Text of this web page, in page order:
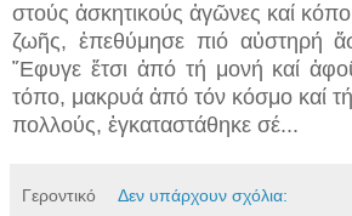
στούς ἀσκητικούς ἀγῶνες καί
ζωῆς, ἐπεθύμησε πιό αὐστηρή
῎Εφυγε ἔτσι ἀπό τή μονή καί
τόπο, μακρυά ἀπό τόν κόσμο καί
πολλούς, ἐγκαταστάθηκε σέ...
Γεροντικό Δεν υπάρχουν σχόλια: